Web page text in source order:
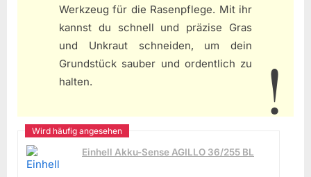
Werkzeug für die Rasenpflege. Mit ihr
kannst du schnell und präzise Gras
und Unkraut schneiden, um dein
Grundstück sauber und ordentlich zu
halten.
Einhell Akku-Sense AGILLO 36/255 BL